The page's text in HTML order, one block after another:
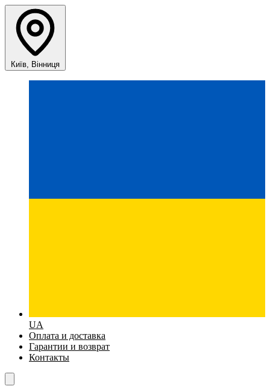
Київ, Вінниця
UA
Оплата и доставка
Гарантии и возврат
Контакты